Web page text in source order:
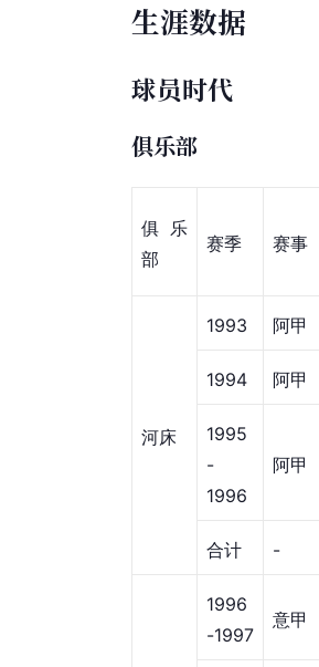
生涯数据
球员时代
俱乐部
俱乐
部
赛季 赛事
河床
1993 阿甲
1994 阿甲
1995
-
1996
阿甲
合计 -
1996
-1997
意甲